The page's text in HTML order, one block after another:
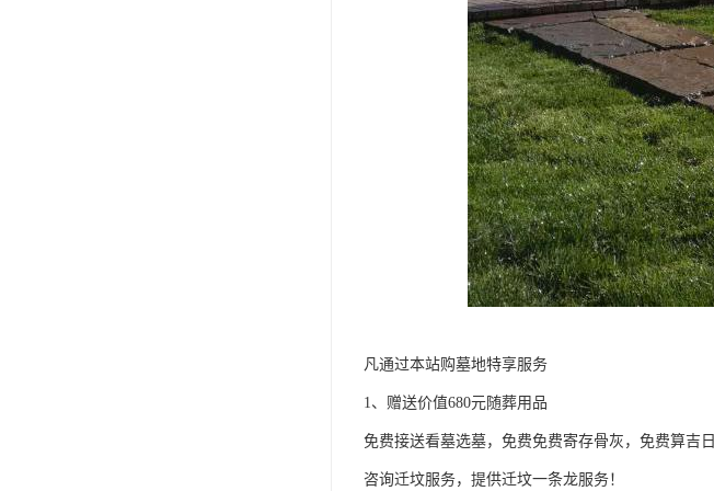
凡通过本站购墓地特享服务
1、赠送价值680元随葬用品
免费接送看墓选墓，免费免费寄存骨灰，免费算吉日
咨询迁坟服务，提供迁坟一条龙服务！